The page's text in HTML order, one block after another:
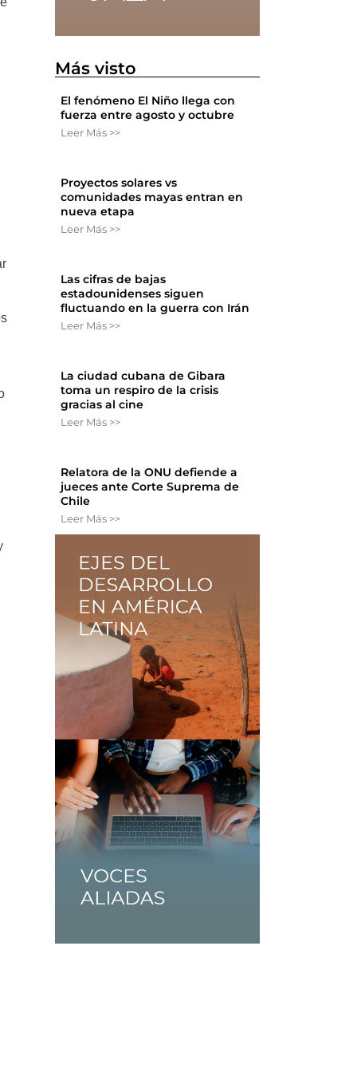
Más visto
El fenómeno El Niño llega con
fuerza entre agosto y octubre
Leer Más >>
Proyectos solares vs
comunidades mayas entran en
nueva etapa
Leer Más >>
Las cifras de bajas
estadounidenses siguen
fluctuando en la guerra con Irán
Leer Más >>
La ciudad cubana de Gibara
toma un respiro de la crisis
gracias al cine
Leer Más >>
Relatora de la ONU defiende a
jueces ante Corte Suprema de
Chile
Leer Más >>